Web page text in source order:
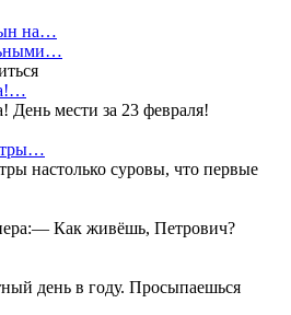
на…
День мести за 23 февраля!
настолько суровы, что первые
Как живёшь, Петрович?
день в году. Просыпаешься